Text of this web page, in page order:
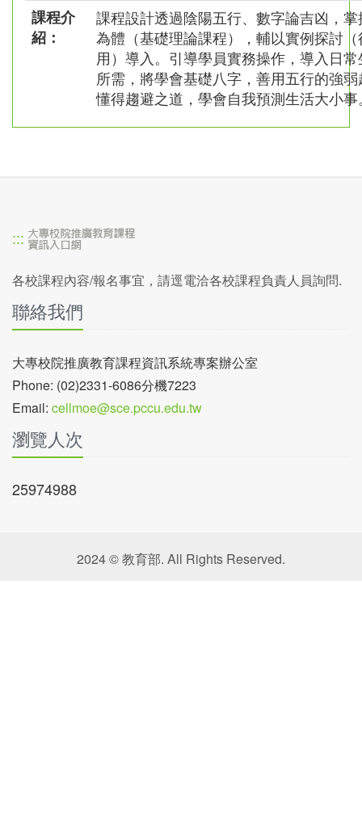
課程介
紹：
課程設計透過陰陽五行、數字論吉凶，
為體（基礎理論課程），輔以實例探討
用）導入。引導學員實務操作，導入日
所需，將學會基礎八字，善用五行的強
懂得趨避之道，學會自我預測生活大小事
:::
各校課程內容/報名事宜，請逕電洽各校課程負責人員詢問.
聯絡我們
大專校院推廣教育課程資訊系統專案辦公室
Phone: (02)2331-6086分機7223
Email: cellmoe@sce.pccu.edu.tw
瀏覽人次
25974988
2024 © 教育部. All Rights Reserved.